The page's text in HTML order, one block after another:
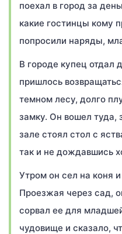
поехал в город за
какие гостинцы кому
попросили наряды,
В городе купец отдал
пришлось
темном лесу, долго
замку. Он вошел туда,
зале стоял стол с
так и не дождавшись
Утром он сел на коня
Проезжая через сад,
сорвал ее для
чудовище и сказало,